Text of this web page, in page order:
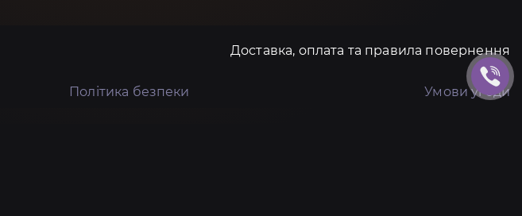
Доставка, оплата та правила повернення
Політика безпеки Умови угоди